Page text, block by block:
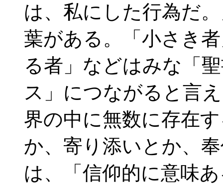
は、私にした行為だ
葉がある。「小さき
る者」などはみな「
ス」につながると言
界の中に無数に存在
か、寄り添いとか、
は、「信仰的に意味